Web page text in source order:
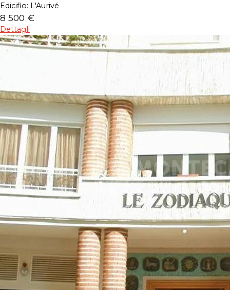
Edicifio: L'Aurivé
8 500 €
Dettagli